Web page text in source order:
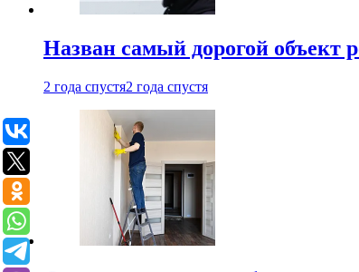
Назван самый дорогой объект
2 года спустя2 года спустя